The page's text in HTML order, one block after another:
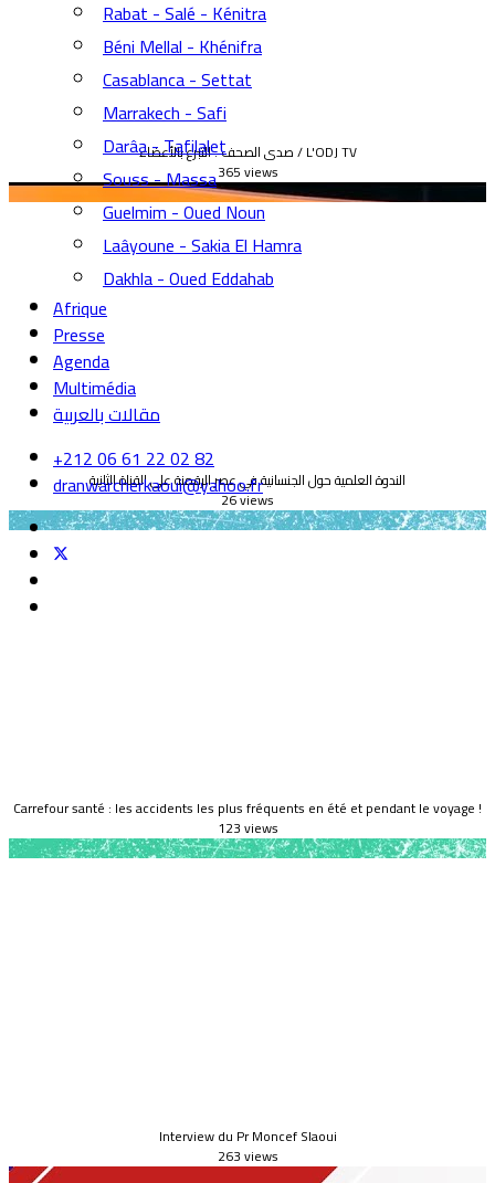
صدى الصحف : التبرع بالأعضاء / L'ODJ TV
365 views
الندوة العلمية حول الجنسانية في عصر الرقمنة على القناة الثانية
26 views
Carrefour santé : les accidents les plus fréquents en été et pendant le voyage !
123 views
Interview du Pr Moncef Slaoui
263 views
Rabat - Salé - Kénitra
Béni Mellal - Khénifra
Casablanca - Settat
Marrakech - Safi
Darâa - Tafilalet
Souss - Massa
Guelmim - Oued Noun
Laâyoune - Sakia El Hamra
Dakhla - Oued Eddahab
Afrique
Presse
Agenda
Multimédia
مقالات بالعربية
+212 06 61 22 02 82
dranwarcherkaoui@yahoo.fr